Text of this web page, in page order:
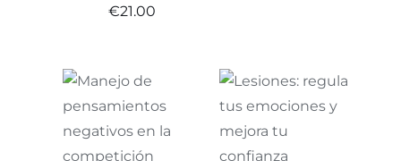
€21.00
AÑADIR AL
CARRITO
/
DETALLES
AÑADIR AL
DETALLES